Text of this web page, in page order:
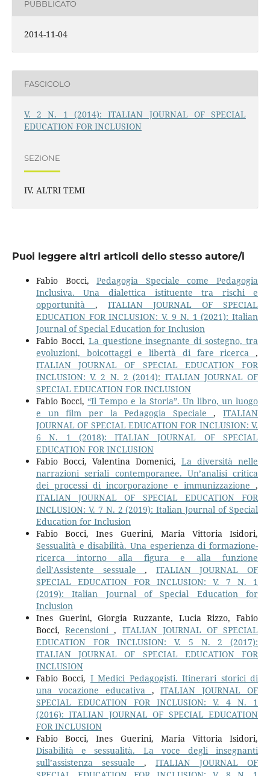
PUBBLICATO
2014-11-04
FASCICOLO
V. 2 N. 1 (2014): ITALIAN JOURNAL OF SPECIAL
EDUCATION FOR INCLUSION
SEZIONE
IV. ALTRI TEMI
Puoi leggere altri articoli dello stesso autore/i
Fabio Bocci,Pedagogia Speciale come Pedagogia
Inclusiva. Una dialettica istituente tra rischi e
opportunità , ITALIAN JOURNAL OF SPECIAL
EDUCATION FOR INCLUSION: V. 9 N. 1 (2021): Italian
Journal of Special Education for Inclusion
Fabio Bocci, La questione insegnante di sostegno, tra
evoluzioni, boicottaggi e libertà di fare ricerca,
ITALIAN JOURNAL OF SPECIAL EDUCATION FOR
INCLUSION: V. 2 N. 2 (2014): ITALIAN JOURNAL OF
SPECIAL EDUCATION FOR INCLUSION
Fabio Bocci,“Il Tempo e la Storia”. Un libro, un luogo
e un film per la Pedagogia Speciale,ITALIAN
JOURNAL OF SPECIAL EDUCATION FOR INCLUSION: V.
6 N. 1 (2018): ITALIAN JOURNAL OF SPECIAL
EDUCATION FOR INCLUSION
Fabio Bocci, Valentina Domenici,La diversità nelle
narrazioni seriali contemporanee. Un’analisi critica
dei processi di incorporazione e immunizzazione,
ITALIAN JOURNAL OF SPECIAL EDUCATION FOR
INCLUSION: V. 7 N. 2 (2019): Italian Journal of Special
Education for Inclusion
Fabio Bocci, Ines Guerini, Maria Vittoria Isidori,
Sessualità e disabilità. Una esperienza di formazione-
ricerca intorno alla figura e alla funzione
dell’Assistente sessuale, ITALIAN JOURNAL OF
SPECIAL EDUCATION FOR INCLUSION: V. 7 N. 1
(2019): Italian Journal of Special Education for
Inclusion
Ines Guerini, Giorgia Ruzzante, Lucia Rizzo, Fabio
Bocci,Recensioni, ITALIAN JOURNAL OF SPECIAL
EDUCATION FOR INCLUSION: V. 5 N. 2 (2017):
ITALIAN JOURNAL OF SPECIAL EDUCATION FOR
INCLUSION
Fabio Bocci, I Medici Pedagogisti. Itinerari storici di
una vocazione educativa ,ITALIAN JOURNAL OF
SPECIAL EDUCATION FOR INCLUSION: V. 4 N. 1
(2016): ITALIAN JOURNAL OF SPECIAL EDUCATION
FOR INCLUSION
Fabio Bocci, Ines Guerini, Maria Vittoria Isidori,
Disabilità e sessualità. La voce degli insegnanti
sull’assistenza sessuale ,ITALIAN JOURNAL OF